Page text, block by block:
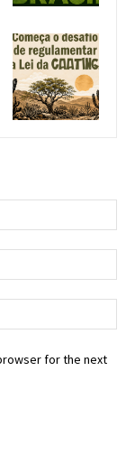
for the next